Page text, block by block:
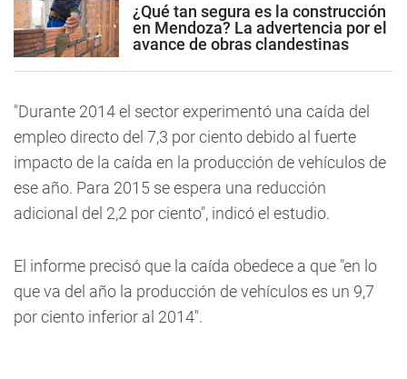
¿Qué tan segura es la construcción
en Mendoza? La advertencia por el
avance de obras clandestinas
"Durante 2014 el sector experimentó una caída del
empleo directo del 7,3 por ciento debido al fuerte
impacto de la caída en la producción de vehículos de
ese año. Para 2015 se espera una reducción
adicional del 2,2 por ciento", indicó el estudio.
El informe precisó que la caída obedece a que "en lo
que va del año la producción de vehículos es un 9,7
por ciento inferior al 2014".